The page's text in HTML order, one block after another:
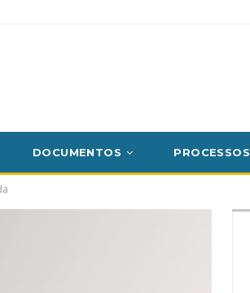
DOCUMENTOS PROCESSOS